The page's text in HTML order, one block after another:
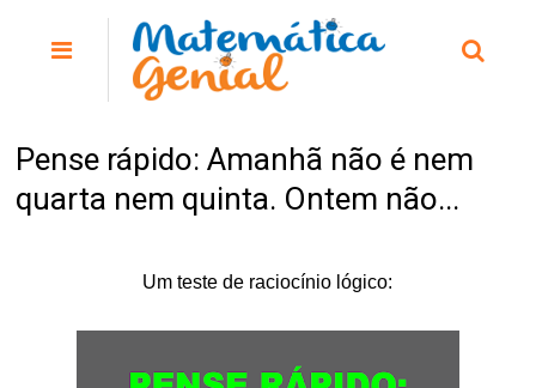
Pense rápido: Amanhã não é nem
quarta nem quinta. Ontem não...
Um teste de raciocínio lógico: